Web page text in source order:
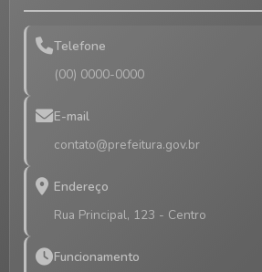
Telefone
(00) 0000-0000
E-mail
contato@prefeitura.gov.br
Endereço
Rua Principal, 123 - Centro
Funcionamento